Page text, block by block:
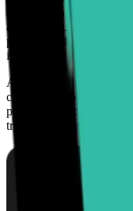
diseñada para brindar
ambiental. Utiliza un
procesar miles de
instantánea.
Avalanche admite la
compatible con las
para DeFi y soluciones
tres cadenas separa